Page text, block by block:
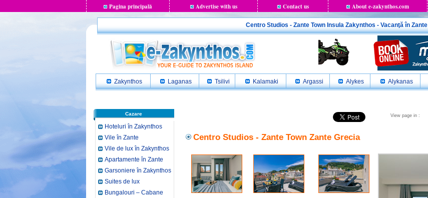
Pagina principală Advertise with us Contact us About e-zakynthos.com
Centro Studios - Zante Town Insula Zakynthos - Vacanţă în Zante
Zakynthos Laganas Tsilivi Kalamaki Argassi Alykes Alykanas
Cazare
Hoteluri în Zakynthos
Vile în Zante
Vile de lux în Zakynthos
Apartamente în Zante
Garsoniere în Zakynthos
Suites de lux
Bungalouri – Cabane
View page in :
Centro Studios - Zante Town Zante Grecia